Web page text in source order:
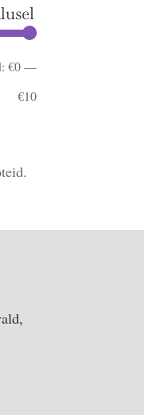
Minimaalne
hind
Maksimaalne
hind
€0—
€10